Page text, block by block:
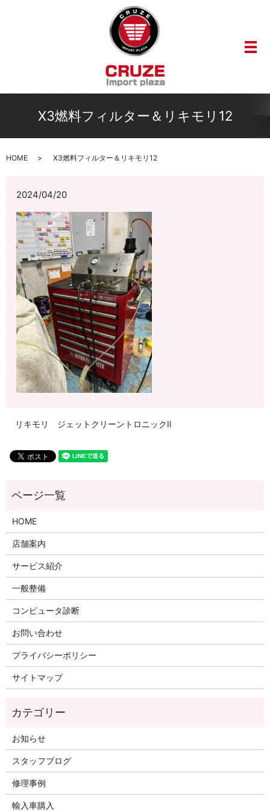
メ
X3燃料フィルター＆リキモリ12
HOME X3燃料フィルター＆リキモリ12
2024/04/20
リキモリ ジェットクリーントロニックⅡ
HOME
店舗案内
サービス紹介
一般整備
コンピュータ診断
お問い合わせ
プライバシーポリシー
サイトマップ
お知らせ
スタッフブログ
修理事例
輸入車購入